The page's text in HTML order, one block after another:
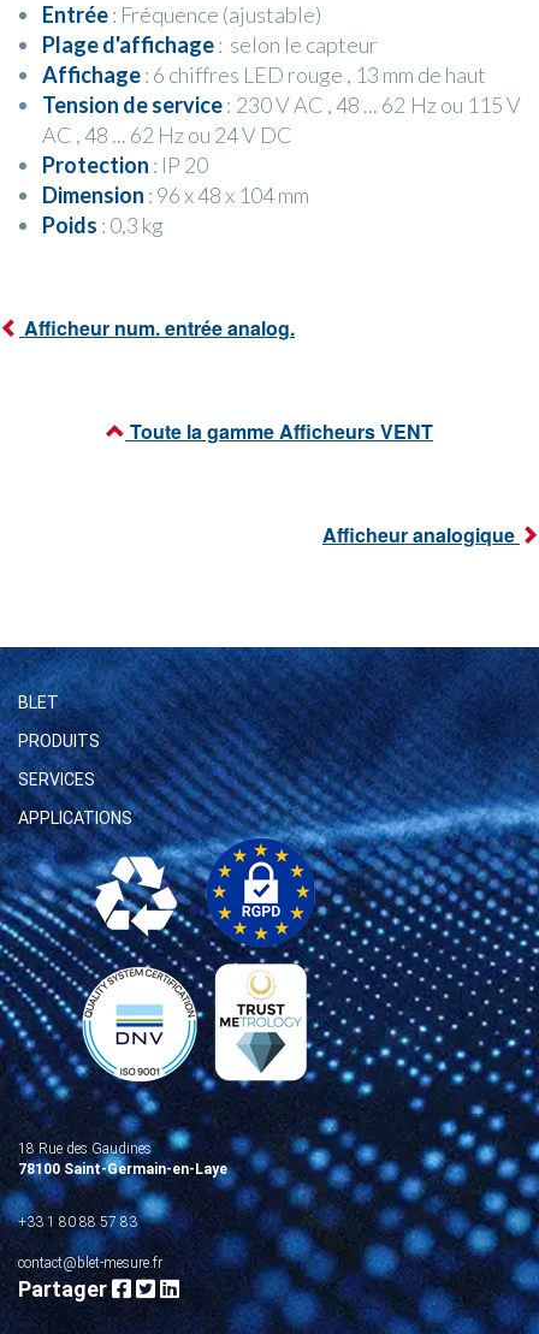
Entrée: Fréquence (ajustable)
Plage d'affichage: selon le capteur
Affichage: 6 chiffres LED rouge , 13 mm de haut
Tension de service: 230 V AC , 48 ... 62 Hzou 115 V
AC , 48 ... 62 Hzou 24 V DC
Protection : IP 20
Dimension : 96 x 48 x 104 mm
Poids : 0,3 kg
Afficheur num. entrée analog.
Toute la gamme Afficheurs VENT
Afficheur analogique
BLET
PRODUITS
SERVICES
APPLICATIONS
18 Rue des Gaudines
78100 Saint-Germain-en-Laye
+33 1 80 88 57 83
contact@blet-mesure.fr
Partager